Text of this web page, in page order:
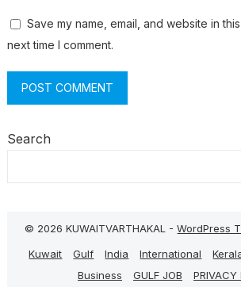
Save my name, email, and website in
next time I comment.
Search
© 2026 KUWAITVARTHAKAL -WordPress
Kuwait
Gulf India International
Business
GULF JOB PRIVACY